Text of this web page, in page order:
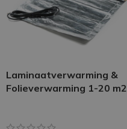
Laminaatverwarming &
Folieverwarming 1-20 m2